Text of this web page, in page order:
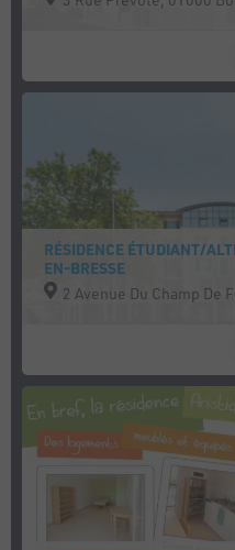
RÉSIDENCE ÉTUDIANT/
EN-BRESSE
2 Avenue Du Champ